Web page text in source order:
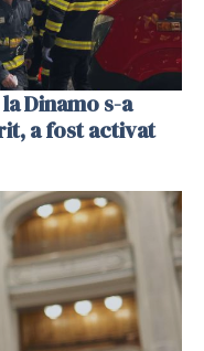
Dinamo s-a
a fost activat